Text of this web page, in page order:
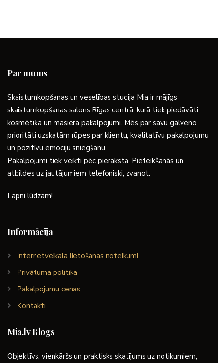
Par mums
Skaistumkopšanas un veselības studija Mia ir mājīgs
skaistumkopšanas salons Rīgas centrā, kurā tiek piedāvāti
kosmētiķa un masiera pakalpojumi. Mēs par savu galveno
prioritāti uzskatām rūpes par klientu, kvalitatīvu pakalpojumu
un pozitīvu emociju sniegšanu.
Pakalpojumi tiek veikti pēc pieraksta. Pieteikšanās un
atbildes uz jautājumiem telefoniski, zvanot.
Lapni lūdzam!
Informācija
Internetveikala lietošanas noteikumi
Privātuma politika
Pakalpojumu cenas
Kontakti
Mia.lv Blogs
Objektīvs, vienkāršs un praktisks skatījums uz notikumiem,